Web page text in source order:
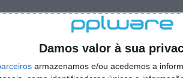
Damos valor à sua
armazenamos e/ou acedemos a
de VE em Inglaterra referiram
muita frequência quer com alguma
ansiedade em relação à autonomia